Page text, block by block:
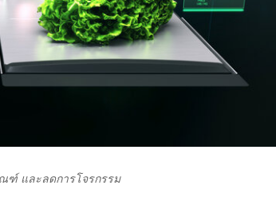
ฑ์ และลดการโจรกรรม